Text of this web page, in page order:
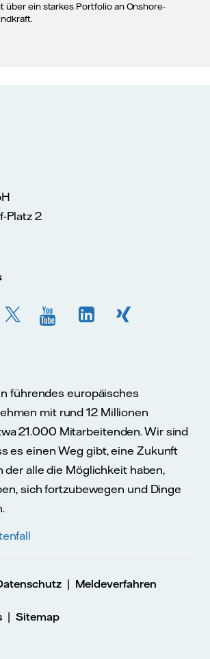
über ein starkes Portfolio an Onshore-
Platz 2
führendes europäisches
mit rund 12 Millionen
21.000 Mitarbeitenden. Wir sind
es einen Weg gibt, eine Zukunft
der alle die Möglichkeit haben,
sich fortzubewegen und Dinge
| Meldeverfahren
|Sitemap